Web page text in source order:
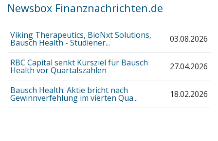
Newsbox Finanznachrichten.de
Viking Therapeutics, BioNxt Solutions,
Bausch Health - Studiener... 03.08.2026
RBC Capital senkt Kursziel für Bausch
Health vor Quartalszahlen 27.04.2026
Bausch Health: Aktie bricht nach
Gewinnverfehlung im vierten Qua... 18.02.2026